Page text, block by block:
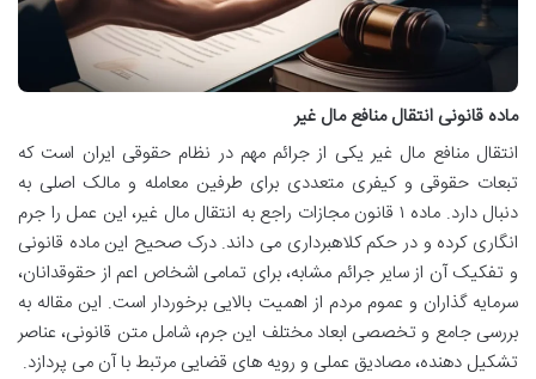
ماده قانونی انتقال منافع مال غیر
انتقال منافع مال غیر یکی از جرائم مهم در نظام حقوقی ایران است که
تبعات حقوقی و کیفری متعددی برای طرفین معامله و مالک اصلی به
دنبال دارد. ماده ۱ قانون مجازات راجع به انتقال مال غیر، این عمل را جرم
انگاری کرده و در حکم کلاهبرداری می داند. درک صحیح این ماده قانونی
و تفکیک آن از سایر جرائم مشابه، برای تمامی اشخاص اعم از حقوقدانان،
سرمایه گذاران و عموم مردم از اهمیت بالایی برخوردار است. این مقاله به
بررسی جامع و تخصصی ابعاد مختلف این جرم، شامل متن قانونی، عناصر
تشکیل دهنده، مصادیق عملی و رویه های قضایی مرتبط با آن می پردازد.